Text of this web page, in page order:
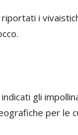
i
gli
per le